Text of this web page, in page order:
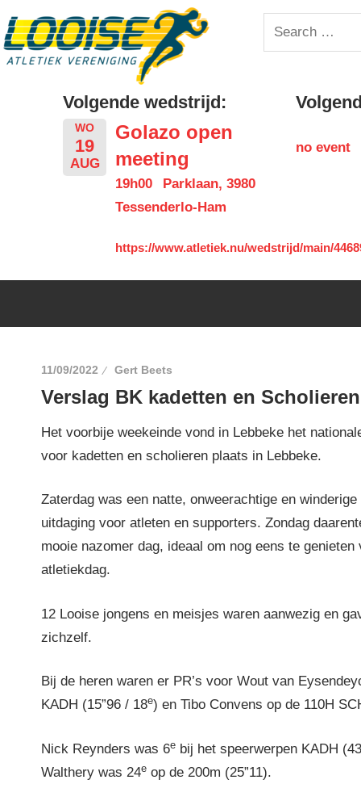
to
content
Looise
Search
for:
Volgende wedstrijd:
WO
19
AUG
Golazo open
meeting
19h00
Parklaan, 3980
Tessenderlo-Ham
https://www.atletiek.nu/wedstrijd/main/
no event
11/09/2022 Gert Beets
Verslag BK kadetten en
Het voorbije weekeinde vond in Lebbeke het
voor kadetten en scholieren plaats in Lebbeke.
Zaterdag was een natte, onweerachtige en
uitdaging voor atleten en supporters. Zondag
mooie nazomer dag, ideaal om nog eens te genieten
atletiekdag.
12 Looise jongens en meisjes waren aanwezig en
zichzelf.
Bij de heren waren er PR’s voor Wout van
KADH (15”96 / 18e) en Tibo Convens op de 110H
Nick Reynders was 6e bij het speerwerpen KADH
Walthery was 24e op de 200m (25”11).